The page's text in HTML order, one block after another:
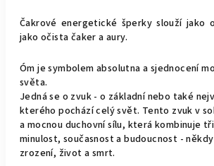
Čakrové energetické šperky slouží jako
jako očista čaker a aury.
Óm je symbolem absolutna a sjednocení
světa.
Jedná se o zvuk - o základní nebo také
kterého pochází celý svět. Tento zvuk v
a mocnou duchovní sílu, která kombinuje
minulost, současnost a budoucnost -
zrození, život a smrt.